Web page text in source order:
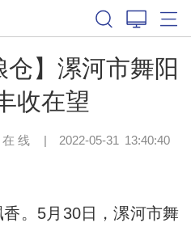
仓】漯河市舞阳
收在望
线 | 2022-05-31 13:40:40
。5月30日，漯河市舞